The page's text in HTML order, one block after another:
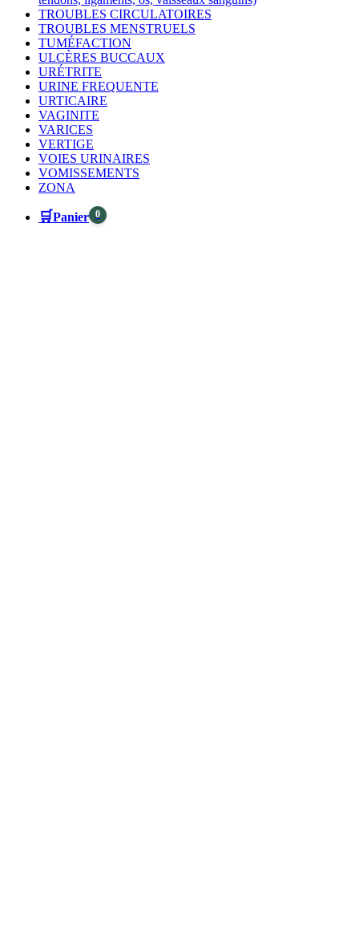
TROUBLES CIRCULATOIRES
TROUBLES MENSTRUELS
TUMÉFACTION
ULCÈRES BUCCAUX
URÉTRITE
URINE FREQUENTE
URTICAIRE
VAGINITE
VARICES
VERTIGE
VOIES URINAIRES
VOMISSEMENTS
ZONA
🛒Panier 0